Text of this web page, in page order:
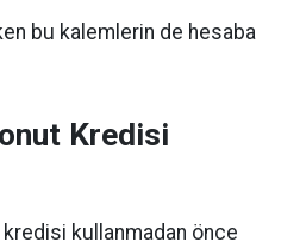
bu kalemlerin de hesaba
Kredisi
kredisi kullanmadan önce